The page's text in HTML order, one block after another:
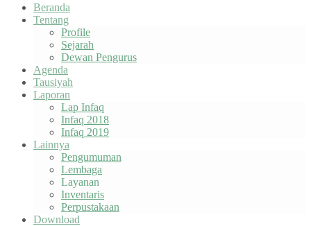
Beranda
Tentang
Profile
Sejarah
Dewan Pengurus
Agenda
Tausiyah
Laporan
Lap Infaq
Infaq 2018
Infaq 2019
Lainnya
Pengumuman
Lembaga
Layanan
Inventaris
Perpustakaan
Download